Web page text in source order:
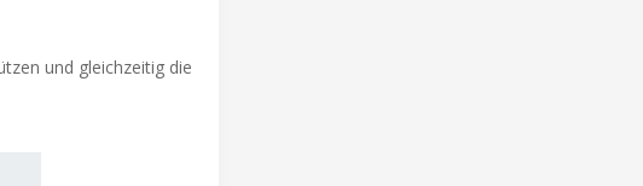
und gleichzeitig die